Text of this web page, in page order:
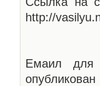
http://
Емаил для